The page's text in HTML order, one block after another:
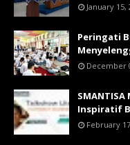
January 15,
Peringati
December
Inspiratif
February